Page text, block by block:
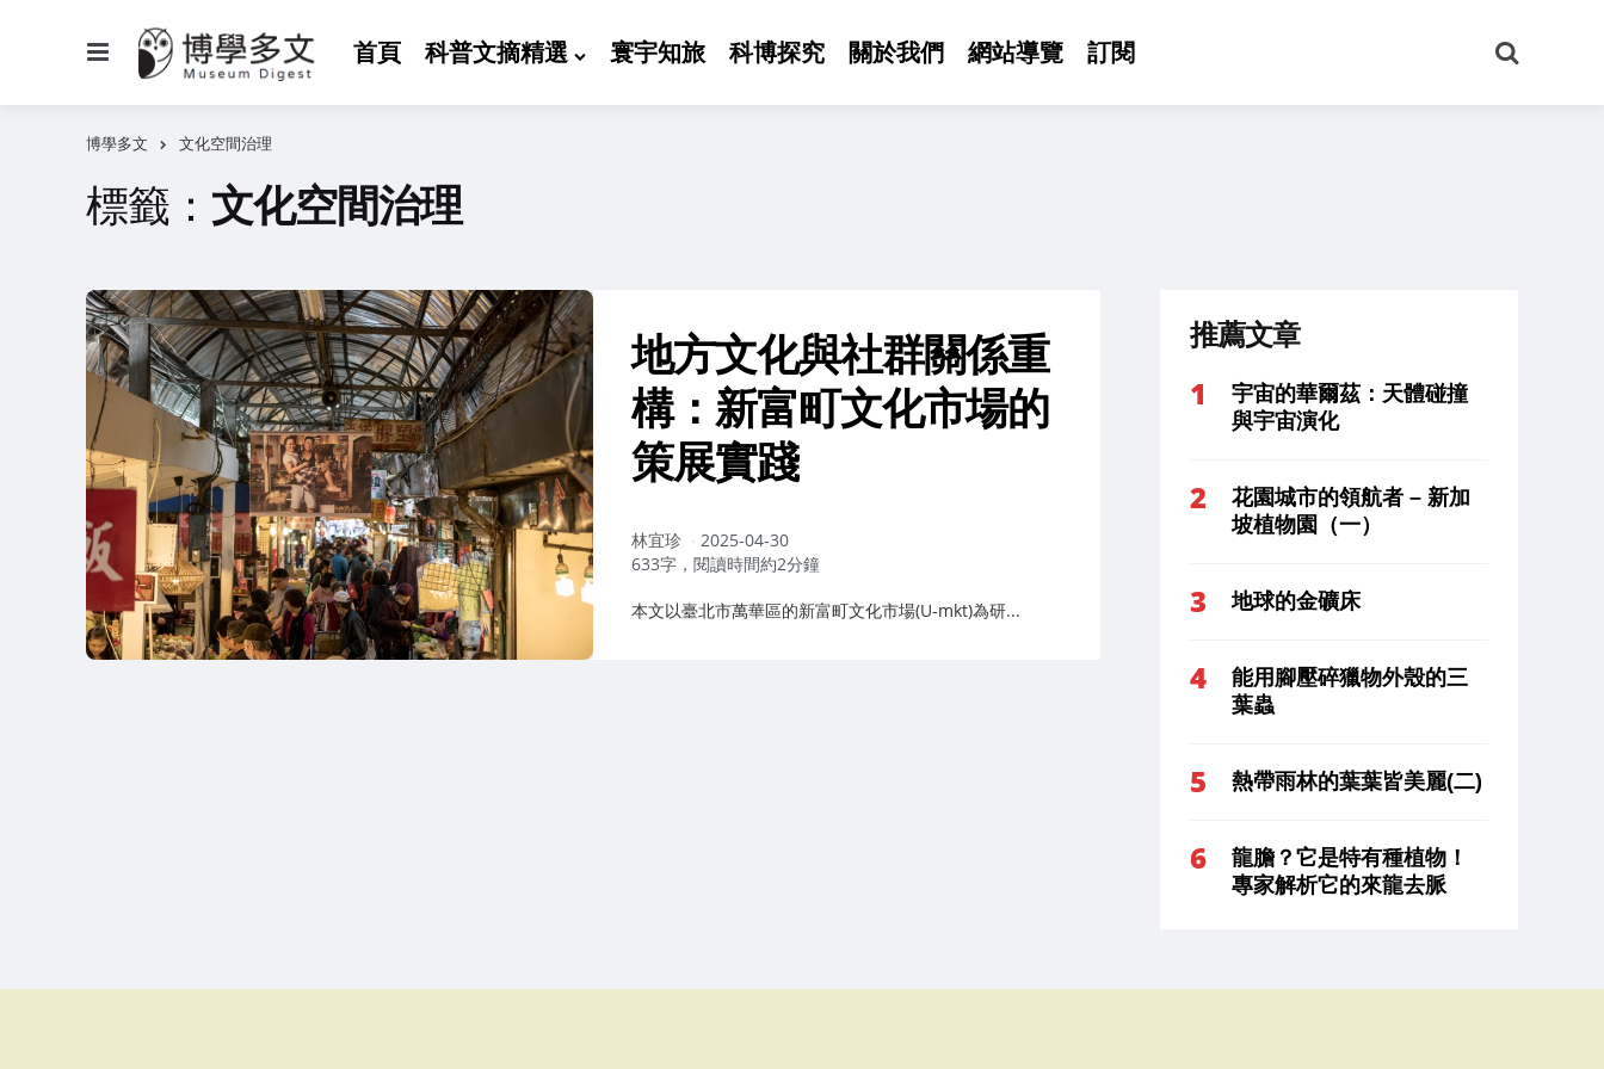
首頁 科普文摘精選 寰宇知旅 科博探究 關於我們 網站導覽 訂閱
尋
博學多文 文化空間治理
標籤： 文化空間治理
地方文化與社群關係重
構：新富町文化市場的
策展實踐
作
者：
林宜珍
2025-04-30
633字，閱讀時間約2分鐘
本文以臺北市萬華區的新富町文化市場(U-mkt)為研...
推薦文章
宇宙的華爾茲：天體碰撞
與宇宙演化
花園城市的領航者 – 新加
坡植物園（一）
地球的金礦床
能用腳壓碎獵物外殼的三
葉蟲
熱帶雨林的葉葉皆美麗(二)
龍膽？它是特有種植物！
專家解析它的來龍去脈